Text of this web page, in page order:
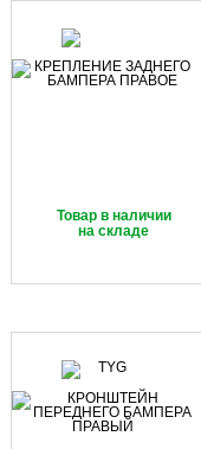
Товар в наличии
на складе